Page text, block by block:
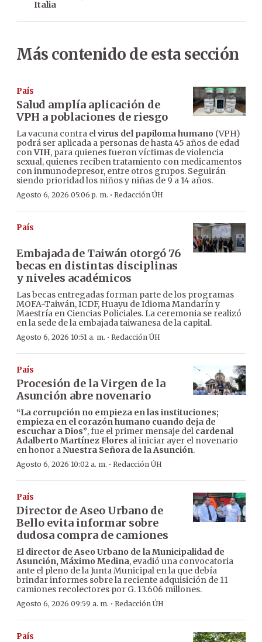
Italia
Más contenido de esta sección
País
Salud amplía aplicación de
VPH a poblaciones de riesgo
La vacuna contra elvirus del papiloma humano (VPH)
podrá ser aplicada a personas de hasta 45 años de edad
conVIH, para quienes fueron víctimas de violencia
sexual, quienes reciben tratamiento con medicamentos
con inmunodepresor, entre otros grupos. Seguirán
siendo prioridad los niños y niñas de 9 a 14 años.
Agosto 6, 2026 05:06 p. m. · Redacción ÚH
País
Embajada de Taiwán otorgó 76
becas en distintas disciplinas
y niveles académicos
Las becas entregadas forman parte de los programas
MOFA-Taiwán, ICDF, Huayu de Idioma Mandarín y
Maestría en Ciencias Policiales. La ceremonia se realizó
en la sede de la embajada taiwanesa de la capital.
Agosto 6, 2026 10:51 a. m. · Redacción ÚH
País
Procesión de la Virgen de la
Asunción abre novenario
“La corrupción no empieza en las instituciones;
empieza en el corazón humano cuando deja de
escuchar a Dios”, fue el primer mensaje del cardenal
Adalberto Martínez Flores al iniciar ayer el novenario
en honor aNuestra Señora de la Asunción.
Agosto 6, 2026 10:02 a. m. · Redacción ÚH
País
Director de Aseo Urbano de
Bello evita informar sobre
dudosa compra de camiones
El director de Aseo Urbano de la Municipalidad de
Asunción, Máximo Medina, evadió una convocatoria
ante el pleno de la Junta Municipal en la que debía
brindar informes sobre la reciente adquisición de 11
camiones recolectores por G. 13.606 millones.
Agosto 6, 2026 09:59 a. m. · Redacción ÚH
País